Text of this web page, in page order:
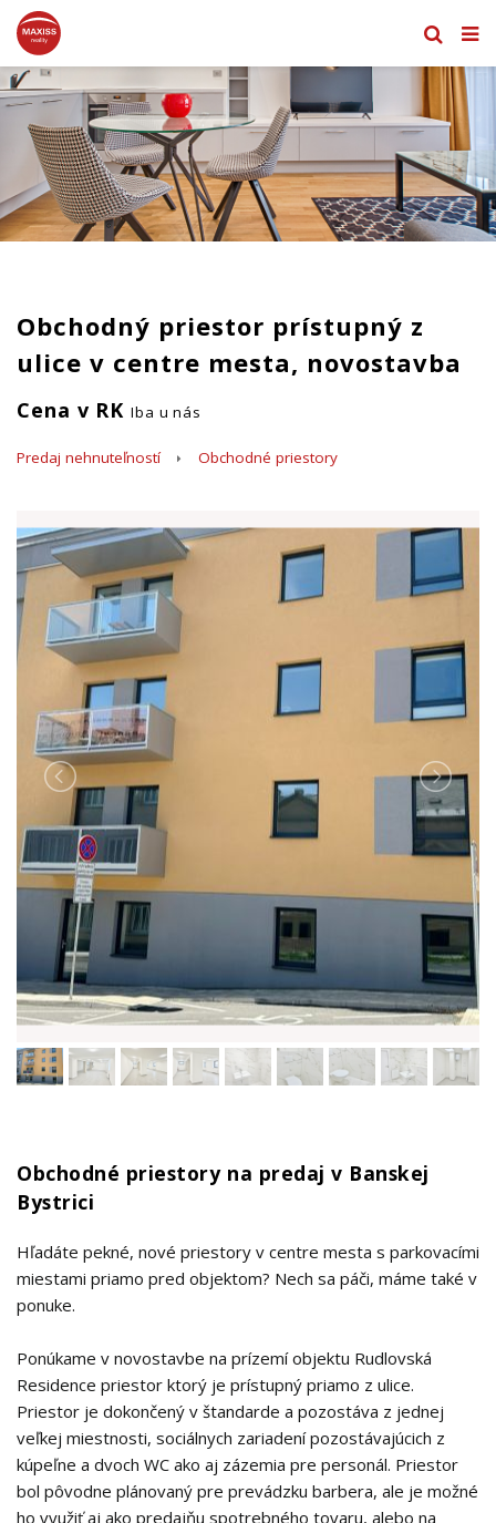
Obchodný priestor prístupný z
ulice v centre mesta, novostavba
Cena v RK Iba u nás
Predaj nehnuteľností Obchodné priestory
Obchodné priestory na predaj v Banskej
Bystrici
Hľadáte pekné, nové priestory v centre mesta s parkovacími
miestami priamo pred objektom? Nech sa páči, máme také v
ponuke.
Ponúkame v novostavbe na prízemí objektu Rudlovská
Residence priestor ktorý je prístupný priamo z ulice.
Priestor je dokončený v štandarde a pozostáva z jednej
veľkej miestnosti, sociálnych zariadení pozostávajúcich z
kúpeľne a dvoch WC ako aj zázemia pre personál. Priestor
bol pôvodne plánovaný pre prevádzku barbera, ale je možné
ho využiť aj ako predajňu spotrebného tovaru, alebo na